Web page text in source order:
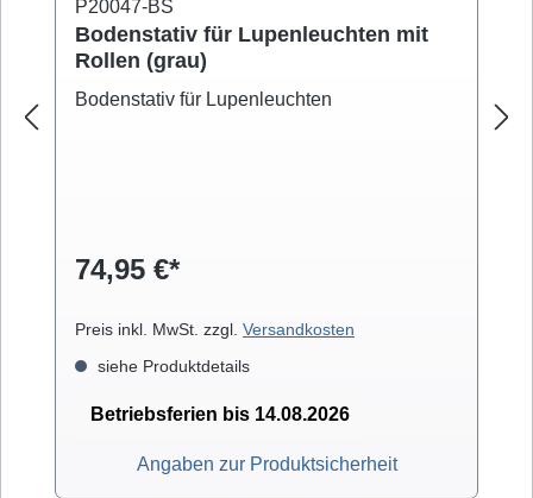
P20047-BS
Bodenstativ für Lupenleuchten mit
Rollen (grau)
Bodenstativ für Lupenleuchten
74,95 €*
Preis inkl. MwSt. zzgl. Versandkosten
siehe Produktdetails
Betriebsferien bis 14.08.2026
Angaben zur Produktsicherheit